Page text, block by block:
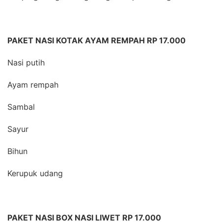
PAKET NASI KOTAK AYAM REMPAH RP 17.000
Nasi putih
Ayam rempah
Sambal
Sayur
Bihun
Kerupuk udang
PAKET NASI BOX NASI LIWET RP 17.000